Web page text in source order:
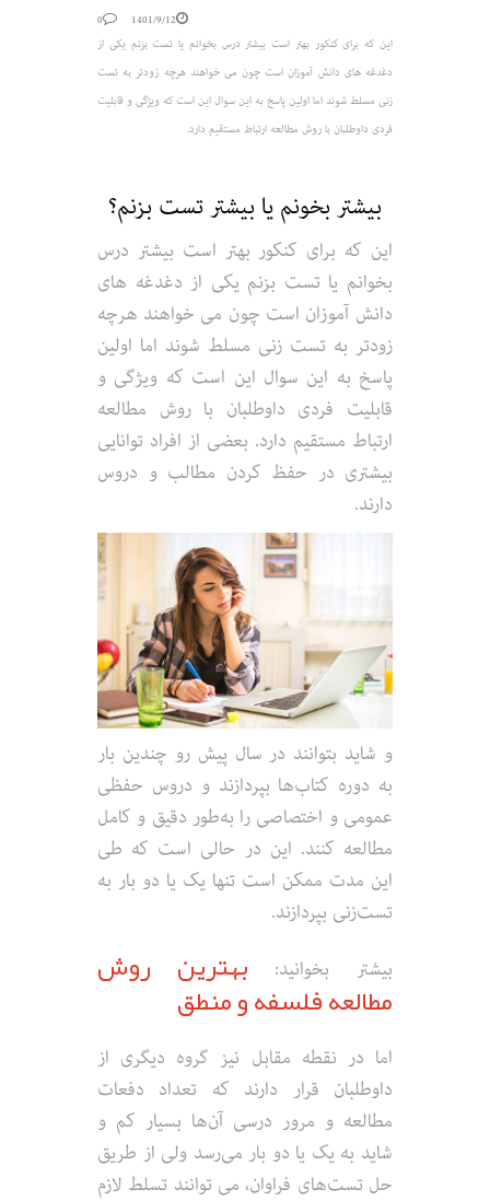
1401/9/12
0
این که برای کنکور بهتر است بیشتر درس بخوانم یا تست بزنم یکی از
دغدغه های دانش آموزان است چون می خواهند هرچه زودتر به تست
زنی مسلط شوند اما اولین پاسخ به این سوال این است که ویژگی و قابلیت
فردی داوطلبان با روش مطالعه ارتباط مستقیم دارد.
بیشتر بخونم یا بیشتر تست بزنم؟
این که برای کنکور بهتر است بیشتر درس
بخوانم یا تست بزنم یکی از دغدغه های
دانش آموزان است چون می خواهند هرچه
زودتر به تست زنی مسلط شوند اما اولین
پاسخ به این سوال این است که ویژگی و
قابلیت فردی داوطلبان با روش مطالعه
ارتباط مستقیم دارد. بعضی از افراد توانایی
بیشتری در حفظ کردن مطالب و دروس
دارند.
و شاید بتوانند در سال پیش رو چندین بار
به دوره کتاب‌ها بپردازند و دروس حفظی
عمومی و اختصاصی را به‌طور دقیق و کامل
مطالعه کنند. این در حالی است که طی
این مدت ممکن است تنها یک یا دو بار به
تست‌زنی بپردازند.
بیشتر بخوانید: بهترین روش
مطالعه فلسفه و منطق
اما در نقطه مقابل نیز گروه دیگری از
داوطلبان قرار دارند که تعداد دفعات
مطالعه و مرور درسی آن‌ها بسیار کم و
شاید به یک یا دو بار می‌رسد ولی از طریق
حل تست‌های فراوان، می توانند تسلط لازم